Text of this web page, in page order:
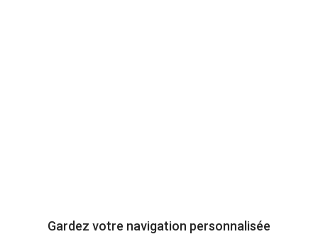
Conditions d'utilisation
Gardez votre navigation personnalisée